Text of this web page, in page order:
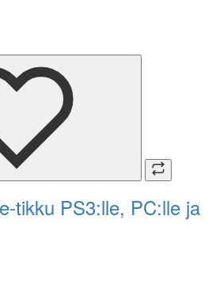
tikku PS3:lle, PC:lle ja